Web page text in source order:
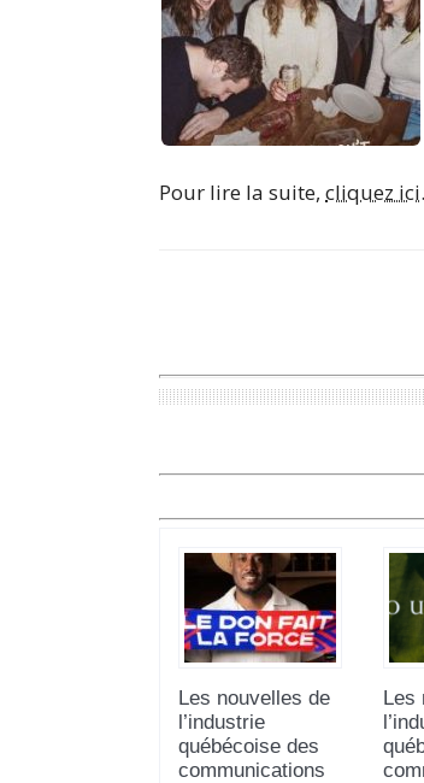
Pour lire la suite, cliquez ici.
Les nouvelles de
l’industrie
québécoise des
communications
Les